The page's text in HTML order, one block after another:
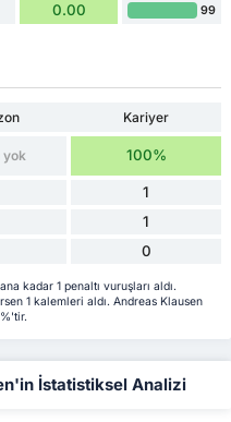
0.00 99
Kariyer
yok 100%
1
1
0
kadar 1 penaltı vuruşları aldı.
1 kalemleri aldı. Andreas Klausen
İstatistiksel Analizi